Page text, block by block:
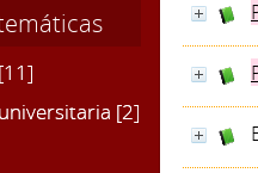
[11]
[2]